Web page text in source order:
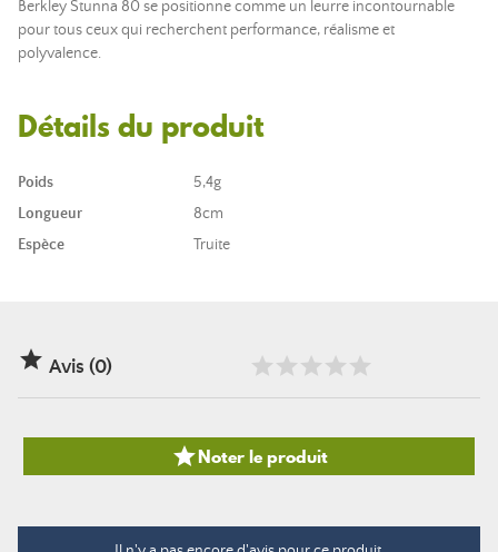
Berkley Stunna 80 se positionne comme un leurre incontournable
pour tous ceux qui recherchent performance, réalisme et
polyvalence.
Détails du produit
Poids
5,4g
Longueur
8cm
Espèce
Truite
 Avis (0)
Noter le produit